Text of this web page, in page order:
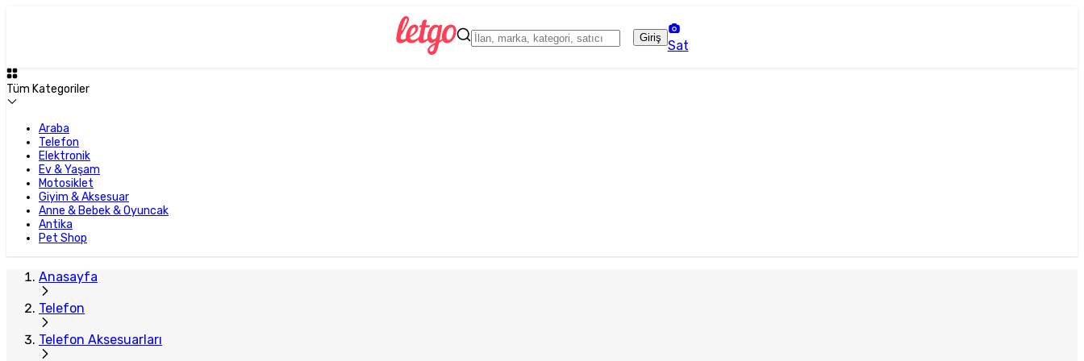
Giriş
Sat
Tüm Kategoriler
Araba
Telefon
Elektronik
Ev & Yaşam
Motosiklet
Giyim & Aksesuar
Anne & Bebek & Oyuncak
Antika
Pet Shop
Anasayfa
Telefon
Telefon Aksesuarları